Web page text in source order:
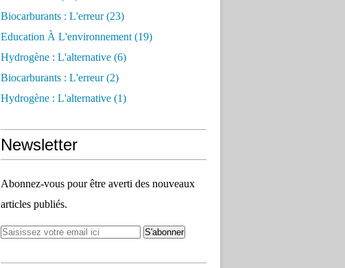
Biocarburants : L'erreur(23)
Education À L'environnement (19)
Hydrogène : L'alternative (6)
Biocarburants : L'erreur(2)
Hydrogène : L'alternative (1)
Newsletter
Abonnez-vous pour être averti des nouveaux
articles publiés.